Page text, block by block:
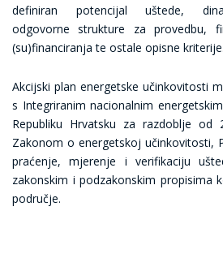
definiran potencijal uštede,
odgovorne strukture za provedbu,
(su)financiranja te ostale opisne kriterije.
Akcijski plan energetske učinkovitosti
s Integriranim nacionalnim
Republiku Hrvatsku za razdoblje od
Zakonom o energetskoj učinkovitosti,
praćenje, mjerenje i verifikaciju
zakonskim i podzakonskim propisima
područje.